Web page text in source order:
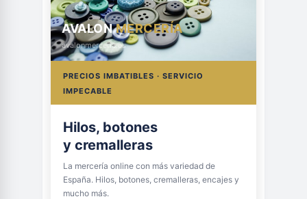
AVALONMERCERÍA
avalonmerceria.es
PRECIOS IMBATIBLES · SERVICIO
IMPECABLE
Hilos, botones
y cremalleras
La mercería online con más variedad de
España. Hilos, botones, cremalleras, encajes y
mucho más.